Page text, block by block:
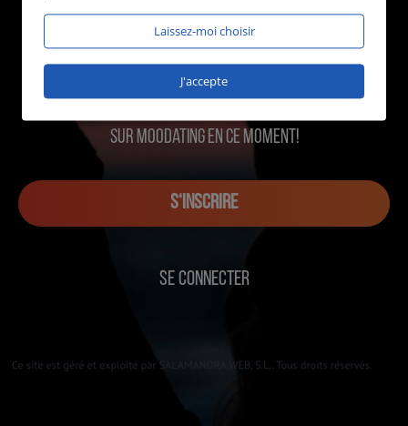
sur MOOdating en ce moment!
S‘INSCRIRE
SE CONNECTER
Laissez-moi choisir
J'accepte